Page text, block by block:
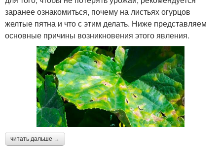
заранее ознакомиться, почему на листьях огурцов
желтые пятна и что с этим делать. Ниже представляем
основные причины возникновения этого явления.
читать дальше →